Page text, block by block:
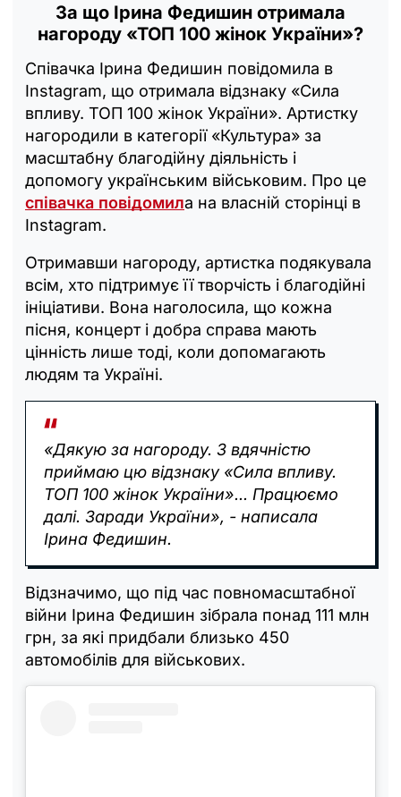
За що Ірина Федишин отримала
нагороду «ТОП 100 жінок України»?
Співачка Ірина Федишин повідомила в
Instagram, що отримала відзнаку «Сила
впливу. ТОП 100 жінок України». Артистку
нагородили в категорії «Культура» за
масштабну благодійну діяльність і
допомогу українським військовим. Про це
співачка повідомила на власній сторінці в
Instagram.
Отримавши нагороду, артистка подякувала
всім, хто підтримує її творчість і благодійні
ініціативи. Вона наголосила, що кожна
пісня, концерт і добра справа мають
цінність лише тоді, коли допомагають
людям та Україні.
«Дякую за нагороду. З вдячністю
приймаю цю відзнаку «Сила впливу.
ТОП 100 жінок України»... Працюємо
далі. Заради України», - написала
Ірина Федишин.
Відзначимо, що під час повномасштабної
війни Ірина Федишин зібрала понад 111 млн
грн, за які придбали близько 450
автомобілів для військових.